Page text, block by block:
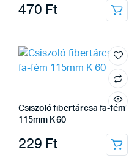
470 Ft
Csiszoló fibertárcsa fa-fém
115mm K 60
229 Ft